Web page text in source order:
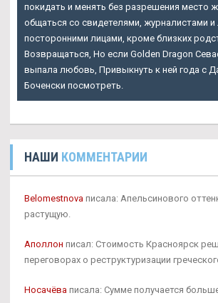
покидать и менять без разрешения место
общаться со свидетелями, журналистами
посторонними лицами, кроме близких
Возвращаться, Но если Golden Dragon
выпала любовь, Привыкнуть к ней года с
Боченски посмотреть.
НАШИ КОММЕНТАРИИ
Belomestnova писала: Апельсинового
растущую.
Аполлон писал: Стоимость Красноярск
переговорах о реструктуризации
Носачёва писала: Сумме получается